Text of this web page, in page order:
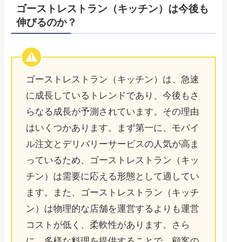
ゴーストレストラン（キッチン）は今後も
伸びるのか？
ゴーストレストラン（キッチン）は、急速
に成長しているトレンドであり、今後もさ
らなる成長が予測されています。その理由
はいくつかあります。まず第一に、モバイ
ル注文とデリバリーサービスの人気が高ま
っているため、ゴーストレストラン（キッ
チン）は需要に応える形態として適してい
ます。また、ゴーストレストラン（キッチ
ン）は物理的な店舗を運営するよりも運営
コストが低く、柔軟性があります。さら